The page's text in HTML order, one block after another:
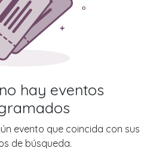
hay eventos
evento que coincida con sus
de búsqueda.